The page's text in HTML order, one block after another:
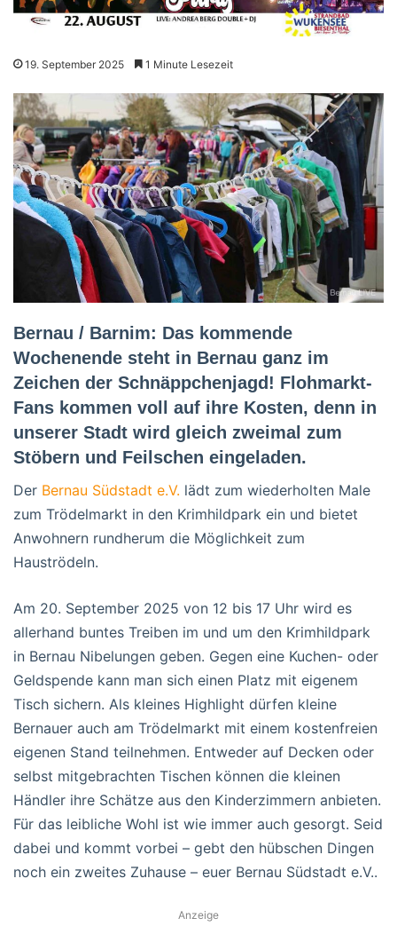
19. September 2025 1 Minute Lesezeit
Bernau / Barnim: Das kommende
Wochenende steht in Bernau ganz im
Zeichen der Schnäppchenjagd! Flohmarkt-
Fans kommen voll auf ihre Kosten, denn in
unserer Stadt wird gleich zweimal zum
Stöbern und Feilschen eingeladen.
Der Bernau Südstadt e.V. lädt zum wiederholten Male
zum Trödelmarkt in den Krimhildpark ein und bietet
Anwohnern rundherum die Möglichkeit zum
Hauströdeln.
Am 20. September 2025 von 12 bis 17 Uhr wird es
allerhand buntes Treiben im und um den Krimhildpark
in Bernau Nibelungen geben. Gegen eine Kuchen- oder
Geldspende kann man sich einen Platz mit eigenem
Tisch sichern. Als kleines Highlight dürfen kleine
Bernauer auch am Trödelmarkt mit einem kostenfreien
eigenen Stand teilnehmen. Entweder auf Decken oder
selbst mitgebrachten Tischen können die kleinen
Händler ihre Schätze aus den Kinderzimmern anbieten.
Für das leibliche Wohl ist wie immer auch gesorgt. Seid
dabei und kommt vorbei – gebt den hübschen Dingen
noch ein zweites Zuhause – euer Bernau Südstadt e.V..
Anzeige